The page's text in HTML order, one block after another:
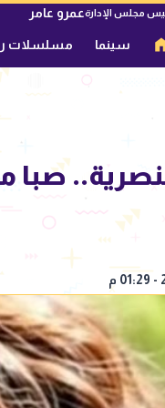
مجلس الإدارةعمرو عامر
سينما مسلسلات